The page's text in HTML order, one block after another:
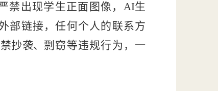
禁出现学生正面图像， AI生
部链接，任何个人的联系方
抄袭、 剽窃等违规行为，一